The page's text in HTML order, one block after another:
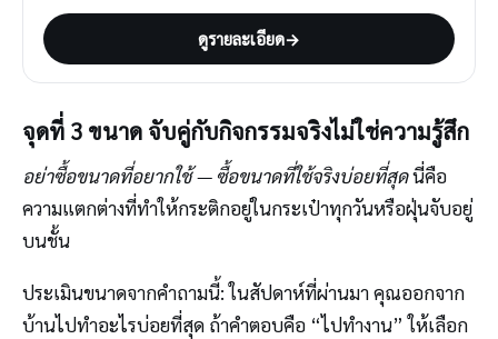
ดูรายละเอียด→
จุดที่ 3 ขนาด จับคู่กับกิจกรรมจริงไม่ใช่ความรู้สึก
อย่าซื้อขนาดที่อยากใช้ — ซื้อขนาดที่ใช้จริงบ่อยที่สุดนี่คือ
ความแตกต่างที่ทำให้กระติกอยู่ในกระเป๋าทุกวันหรือฝุ่นจับอยู่
บนชั้น
ประเมินขนาดจากคำถามนี้: ในสัปดาห์ที่ผ่านมา คุณออกจาก
บ้านไปทำอะไรบ่อยที่สุด ถ้าคำตอบคือ “ไปทำงาน” ให้เลือก